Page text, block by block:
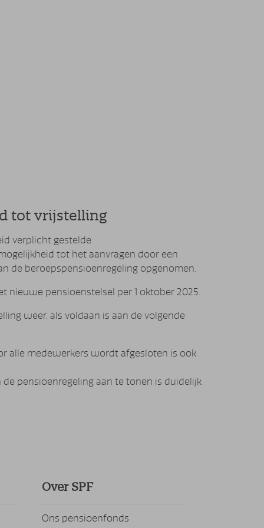
tot vrijstelling
verplicht gestelde
tot het aanvragen door een
de beroepspensioenregeling opgenomen.
nieuwe pensioenstelsel per 1 oktober 2025.
weer, als voldaan is aan de volgende
alle medewerkers wordt afgesloten is ook
pensioenregeling aan te tonen is duidelijk
Over SPF
Ons pensioenfonds